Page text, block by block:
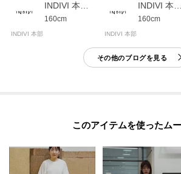
POINT.2
-・-・-・-・-・-・-・-・-・-・-・-・-・-・-・-・-・-
います。画像はイメージとしてご確認いただき、あ
入（ご予約）ください。
160cm
INDIVI 本部
160cm
INDIVI 本部
その他のブログを見る
このアイテムを使ったム